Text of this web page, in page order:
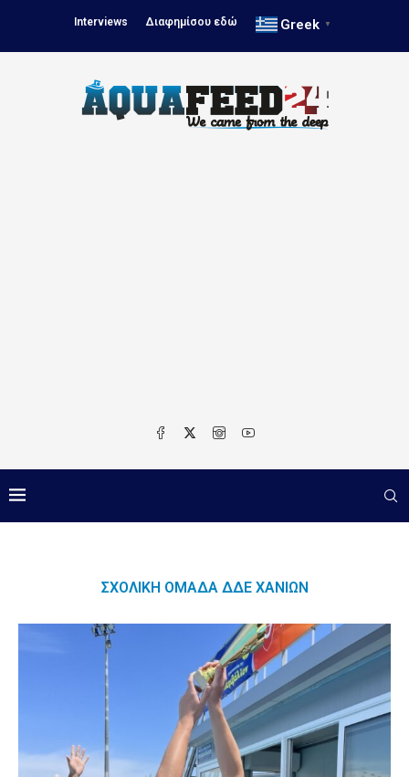
Interviews Διαφημίσου εδώ Greek ▼
ΣΧΟΛΙΚΉ ΟΜΆΔΑ ΔΔΕ ΧΑΝΊΩΝ